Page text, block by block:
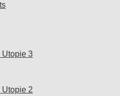
Utopie 3
Utopie 2